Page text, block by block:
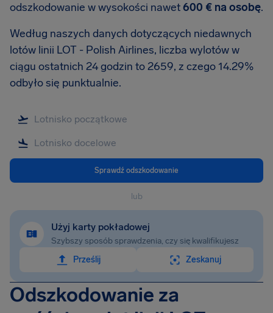
odszkodowanie w wysokości nawet600 € na osobę.
Według naszych danych dotyczących niedawnych
lotów linii LOT - Polish Airlines, liczba wylotów w
ciągu ostatnich 24 godzin to 2659, z czego 14.29%
odbyło się punktualnie.
Sprawdź odszkodowanie
lub
Użyj karty pokładowej
Szybszy sposób sprawdzenia, czy się kwalifikujesz
Prześlij
Zeskanuj
Odszkodowanie za